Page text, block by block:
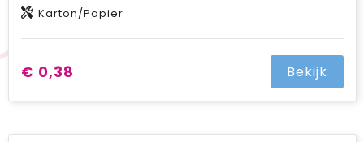
Karton/Papier
€ 0,38 Bekijk